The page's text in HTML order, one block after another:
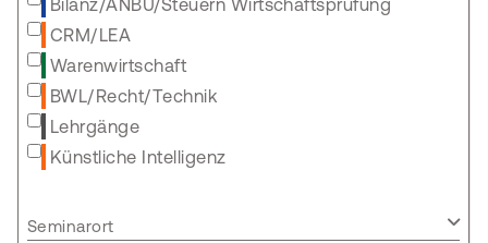
Bilanz/ANBU/Steuern Wirtschaftsprüfung
CRM/LEA
Warenwirtschaft
BWL/Recht/Technik
Lehrgänge
Künstliche Intelligenz
Seminarort